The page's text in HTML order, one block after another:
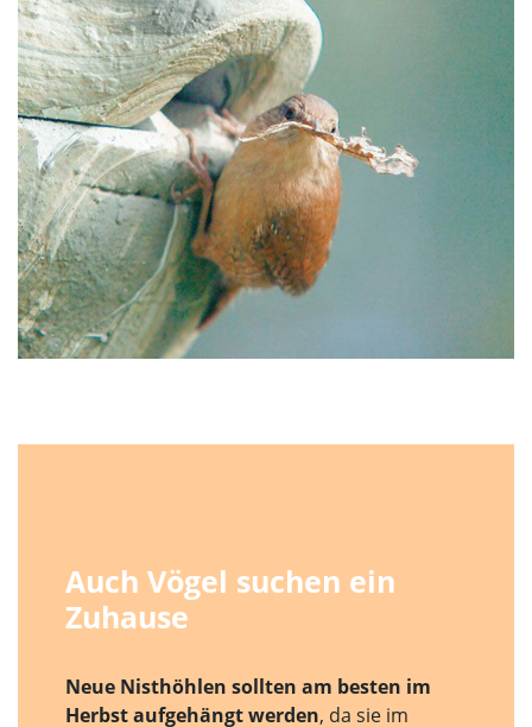
Auch Vögel suchen ein
Zuhause
Neue Nisthöhlen sollten am besten im
Herbst aufgehängt werden, da sie im